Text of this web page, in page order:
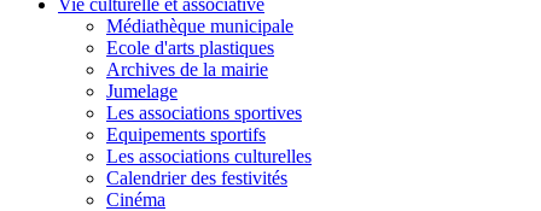
Vie culturelle et associative
Médiathèque municipale
Ecole d'arts plastiques
Archives de la mairie
Jumelage
Les associations sportives
Equipements sportifs
Les associations culturelles
Calendrier des festivités
Cinéma